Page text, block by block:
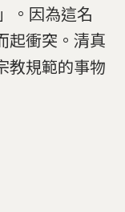
。因為這名
起衝突。清真
教規範的事物